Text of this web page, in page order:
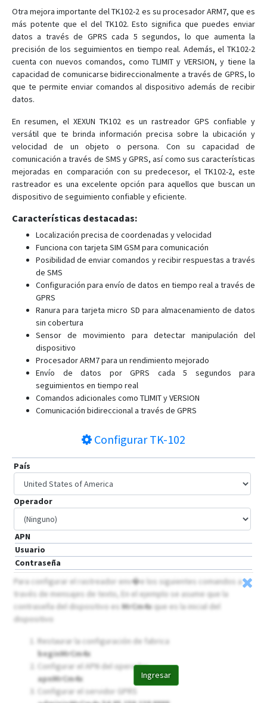
X05
X06
X07
XT-013
XT008
Otra mejora importante del TK102-2 es su procesador ARM7, que es
más potente que el del TK102. Esto significa que puedes enviar
datos a través de GPRS cada 5 segundos, lo que aumenta la
precisión de los seguimientos en tiempo real. Además, el TK102-2
cuenta con nuevos comandos, como TLIMIT y VERSION, y tiene la
capacidad de comunicarse bidireccionalmente a través de GPRS, lo
que te permite enviar comandos al dispositivo además de recibir
datos.
En resumen, el XEXUN TK102 es un rastreador GPS confiable y
versátil que te brinda información precisa sobre la ubicación y
velocidad de un objeto o persona. Con su capacidad de
comunicación a través de SMS y GPRS, así como sus características
mejoradas en comparación con su predecesor, el TK102-2, este
rastreador es una excelente opción para aquellos que buscan un
dispositivo de seguimiento confiable y eficiente.
Características destacadas:
Localización precisa de coordenadas y velocidad
Funciona con tarjeta SIM GSM para comunicación
Posibilidad de enviar comandos y recibir respuestas a través
de SMS
Configuración para envío de datos en tiempo real a través de
GPRS
Ranura para tarjeta micro SD para almacenamiento de datos
sin cobertura
Sensor de movimiento para detectar manipulación del
dispositivo
Procesador ARM7 para un rendimiento mejorado
Envío de datos por GPRS cada 5 segundos para
seguimientos en tiempo real
Comandos adicionales como TLIMIT y VERSION
Comunicación bidireccional a través de GPRS
ConfigurarTK-102
País
Operador
APN
Usuario
Contraseña
Ingresar
Para configurar el rastreador env�e los siguientes comandos a
través de mensajes de texto, En el ejemplo se asume que la
contraseña del dispositivo esMrCm4xque es la inicial del
dispositivo
Restaurar la configuración de fabrica
beginMrCm4x
Configurar el APN del operador
apnMrCm4x
Configurar el servidor GPRS